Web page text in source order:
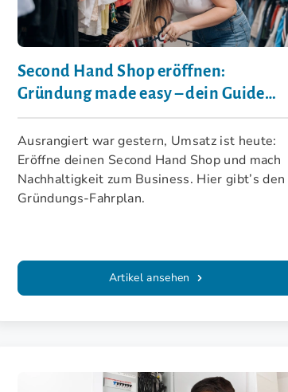
Second Hand Shop eröffnen:
Gründung made easy – dein Guide
zum Erfolg
Ausrangiert war gestern, Umsatz ist heute:
Eröffne deinen Second Hand Shop und mach
Nachhaltigkeit zum Business. Hier gibt’s den
Gründungs-Fahrplan.
Artikel ansehen